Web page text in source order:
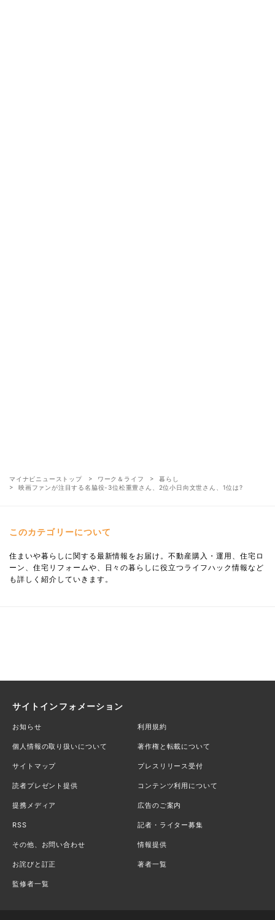
マイナビニューストップ ワーク＆ライフ
暮らし
映画ファンが注目する名脇役-3位松重豊さん、2位小日向文世さん、1位は?
このカテゴリーについて
住まいや暮らしに関する最新情報をお届け。不動産購入・運用、住宅ロ
ーン、住宅リフォームや、日々の暮らしに役立つライフハック情報など
も詳しく紹介していきます。
サイトインフォメーション
お知らせ 利用規約
個人情報の取り扱いについて 著作権と転載について
サイトマップ プレスリリース受付
読者プレゼント提供 コンテンツ利用について
提携メディア 広告のご案内
RSS 記者・ライター募集
その他、お問い合わせ 情報提供
お詫びと訂正 著者一覧
監修者一覧